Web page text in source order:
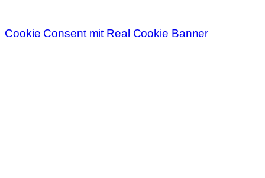
Cookie Consent mit Real Cookie Banner